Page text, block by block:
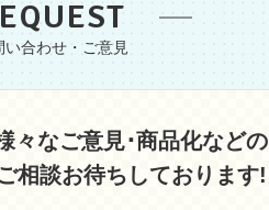
々なご意見･商品化などの
相談お待ちしております!